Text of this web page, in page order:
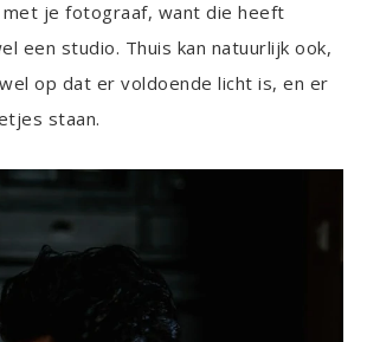
je fotograaf, want die heeft
een studio. Thuis kan natuurlijk ook,
op dat er voldoende licht is, en er
staan.